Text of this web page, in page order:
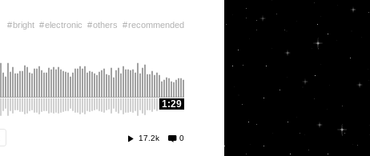
bright electronic others recommended
1:29
17.2k 0